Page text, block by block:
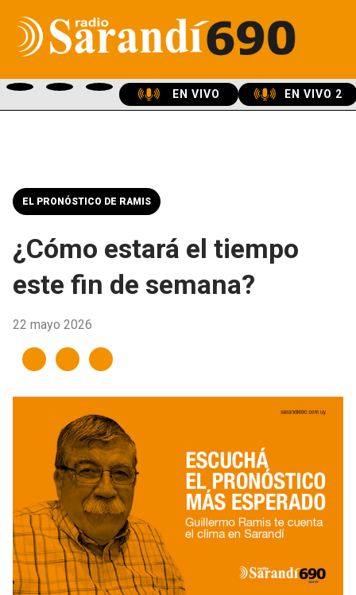
EN VIVO EN VIVO 2
EL PRONÓSTICO DE RAMIS
¿Cómo estará el tiempo
este fin de semana?
22 mayo 2026